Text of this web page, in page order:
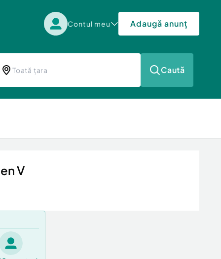
Contul meu Adaugă anunț
Caută
V